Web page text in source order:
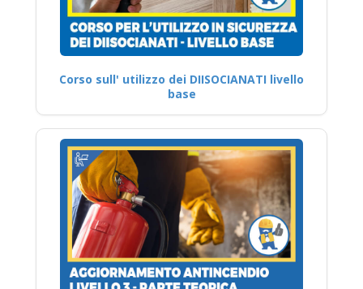
Corso sull' utilizzo dei DIISOCIANATI livello
base